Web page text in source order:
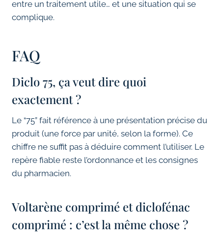
entre un traitement utile… et une situation qui se
complique.
FAQ
Diclo 75, ça veut dire quoi
exactement ?
Le “75” fait référence à une présentation précise du
produit (une force par unité, selon la forme). Ce
chiffre ne suffit pas à déduire comment l’utiliser. Le
repère fiable reste l’ordonnance et les consignes
du pharmacien.
Voltarène comprimé et diclofénac
comprimé : c’est la même chose ?